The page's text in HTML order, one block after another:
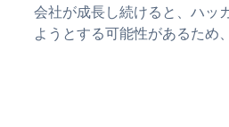
会社が成長し続けると、ハッ
ようとする可能性があるため